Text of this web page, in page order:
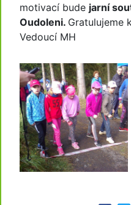
motivací bude jarní
Oudoleni. Gratulujeme
Vedoucí MH